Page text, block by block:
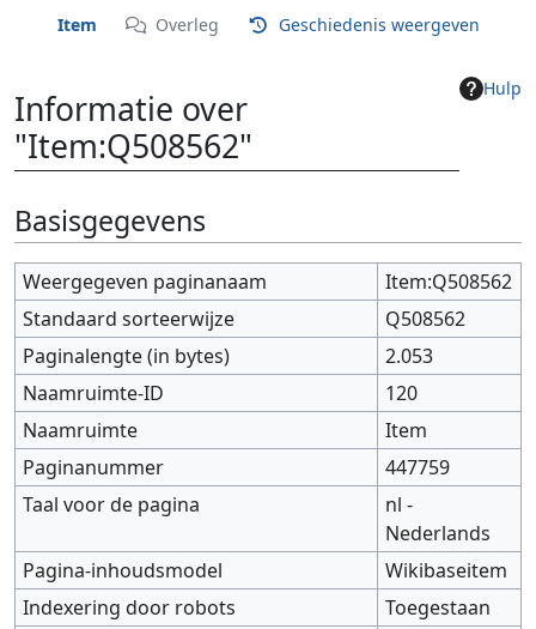
Item Overleg Geschiedenis weergeven
Hulp
Informatie over
"Item:Q508562"
Ga naar:
Basisgegevens
Weergegeven paginanaam
Item:Q508562
Standaard sorteerwijze
Q508562
Paginalengte (in bytes)
2.053
Naamruimte-ID
120
Naamruimte
Item
Paginanummer
447759
Taal voor de pagina
nl -
Nederlands
Pagina-inhoudsmodel
Wikibaseitem
Indexering door robots
Toegestaan